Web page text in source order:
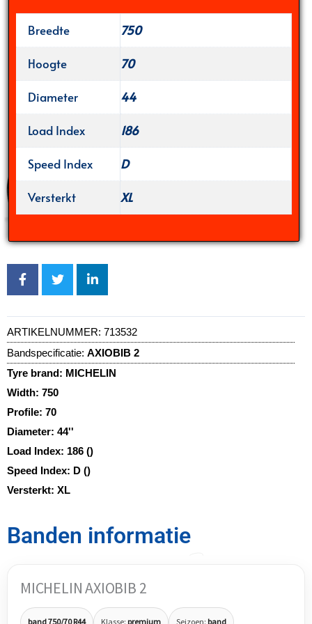
Breedte
750
Hoogte
70
Diameter
44
Load Index
186
Speed Index
D
Versterkt
XL
ARTIKELNUMMER: 713532
Bandspecificatie: AXIOBIB 2
Tyre brand: MICHELIN
Width: 750
Profile: 70
Diameter: 44''
Load Index: 186 ()
Speed Index: D ()
Versterkt: XL
Banden informatie
MICHELIN AXIOBIB 2
band 750/70 R44 Klasse: premium Seizoen: band